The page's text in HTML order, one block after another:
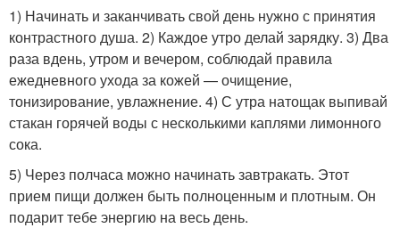
1) Начинать и заканчивать свой день нужно с принятия
контрастного душа. 2) Каждое утро делай зарядку. 3) Два
раза вдень, утром и вечером, соблюдай правила
ежедневного ухода за кожей — очищение,
тонизирование, увлажнение. 4) С утра натощак выпивай
стакан горячей воды с несколькими каплями лимонного
сока.
5) Через полчаса можно начинать завтракать. Этот
прием пищи должен быть полноценным и плотным. Он
подарит тебе энергию на весь день.